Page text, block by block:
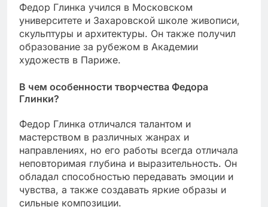
Федор Глинка учился в Московском
университете и Захаровской школе живописи,
скульптуры и архитектуры. Он также получил
образование за рубежом в Академии
художеств в Париже.
В чем особенности творчества Федора
Глинки?
Федор Глинка отличался талантом и
мастерством в различных жанрах и
направлениях, но его работы всегда отличала
неповторимая глубина и выразительность. Он
обладал способностью передавать эмоции и
чувства, а также создавать яркие образы и
сильные композиции.